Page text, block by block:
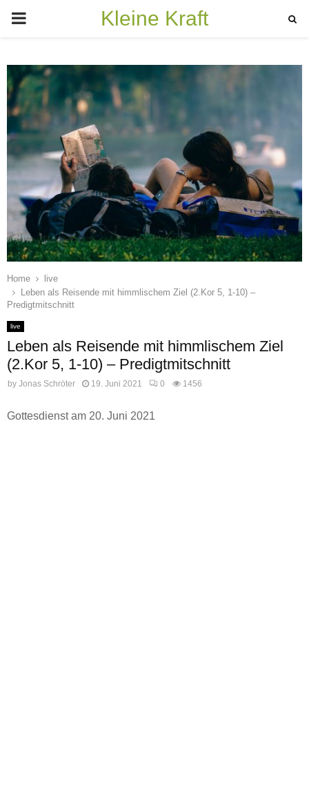
PRIMARY
Kleine Kraft
Home
live
Leben als Reisende mit himmlischem Ziel (2.Kor 5, 1-10) –
Predigtmitschnitt
live
Leben als Reisende mit himmlischem Ziel
(2.Kor 5, 1-10) – Predigtmitschnitt
by Jonas Schröter 19. Juni 2021 0 1456
Gottesdienst am 20. Juni 2021